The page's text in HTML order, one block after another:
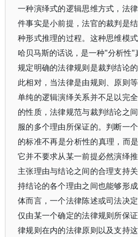
一种演绎式的逻辑思维方式，法
件事实是小前提，法官的裁判是
种形式推理的过程。这种思维模
哈贝马斯的话说，是一种"分析性"
规定明确的法律规则是裁判结论
此相对，当法律是由规则、原则
单纯的逻辑演绎关系并不足以完
的性质，法律规范与裁判结论之
服的多个理由所保证的。判断一
的标准不再是分析性的真理，而
它并不要求从某一前提必然演绎
主张理由与结论之间的合理支持
持结论的各个理由之间也能够形
体而言，一个法律陈述或司法决
仅由某一个确定的法律规则所保
律规则在内的法律原则以及支持